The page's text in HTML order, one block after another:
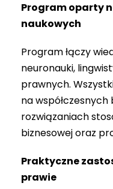
Program oparty
naukowych
Program łączy
neuronauki,
prawnych.
na
rozwiązaniach
biznesowej oraz
Praktyczne
prawie